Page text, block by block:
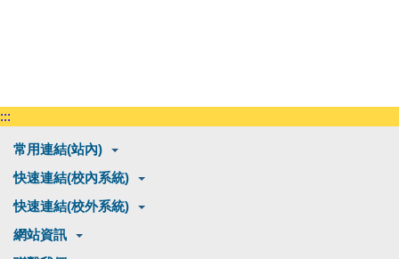
:::
常用連結(站內)
快速連結(校內系統)
快速連結(校外系統)
網站資訊